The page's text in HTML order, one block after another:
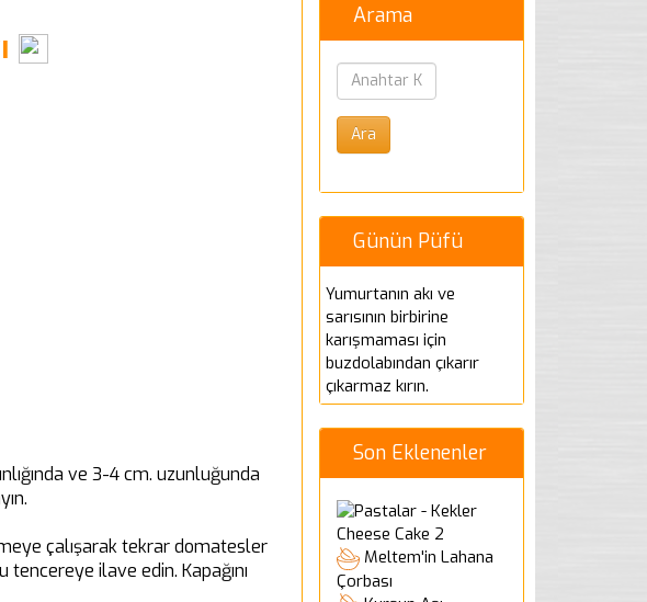
ve 3-4 cm. uzunluğunda
çalışarak tekrar domatesler
ilave edin. Kapağını
Arama
Günün Püfü
Yumurtanın akı ve
sarısının birbirine
karışmaması için
buzdolabından çıkarır
çıkarmaz kırın.
Son Eklenenler
Cheese Cake 2
Meltem'in Lahana
Çorbası